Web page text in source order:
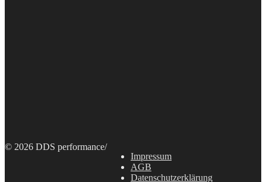
© 2026 DDS performance/
Impressum
AGB
Datenschutzerklärung